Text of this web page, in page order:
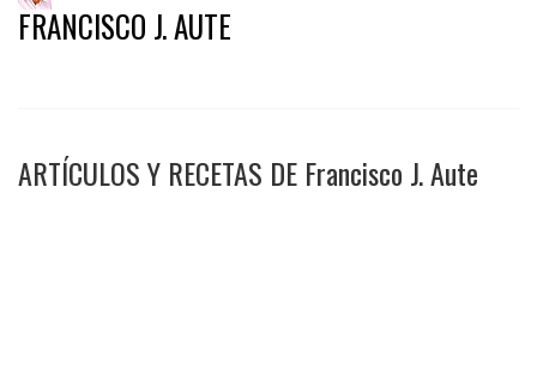
FRANCISCO J. AUTE
ARTÍCULOS Y RECETAS DE Francisco J. Aute